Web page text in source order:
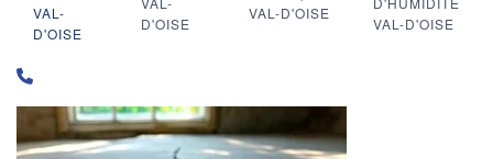
VAL-
D'OISE
D'OISE
VAL-D'OISE
VAL-D'OISE